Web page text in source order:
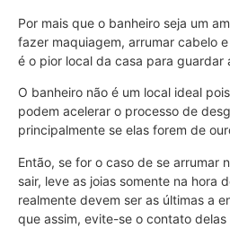
Por mais que o banheiro seja um
fazer maquiagem, arrumar cabelo
é o pior local da casa para guardar
O banheiro não é um local ideal
podem acelerar o processo de
principalmente se elas forem de
Então, se for o caso de se arrumar
sair, leve as joias somente na hora
realmente devem ser as últimas a
que assim, evite-se o contato